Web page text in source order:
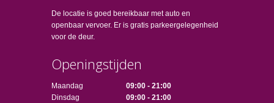
De locatie is goed bereikbaar met auto en
openbaar vervoer. Er is gratis parkeergelegenheid
voor de deur.
Openingstijden
Maandag
09:00 - 21:00
Dinsdag
09:00 - 21:00